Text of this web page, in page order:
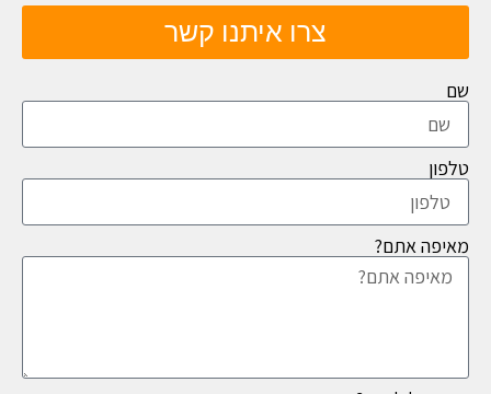
צרו איתנו קשר
שם
טלפון
מאיפה אתם?